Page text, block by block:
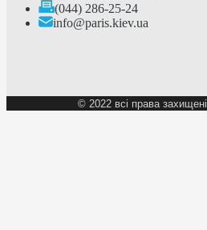
(044) 286-25-24
info@paris.kiev.ua
© 2022 всі права захищені